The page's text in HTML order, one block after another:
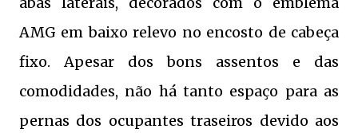
AMG em baixo relevo no encosto de cabeça
fixo.Apesar dos bons assentos e das
comodidades, não há tanto espaço para as
pernas dos ocupantes traseiros devido aos